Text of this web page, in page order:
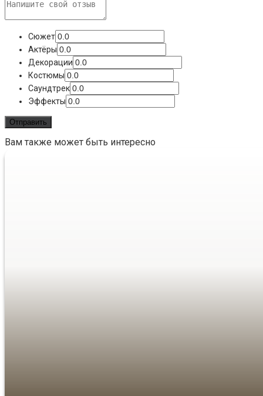
Сюжет
Актёры
Декорации
Костюмы
Саундтрек
Эффекты
Вам также может быть интересно